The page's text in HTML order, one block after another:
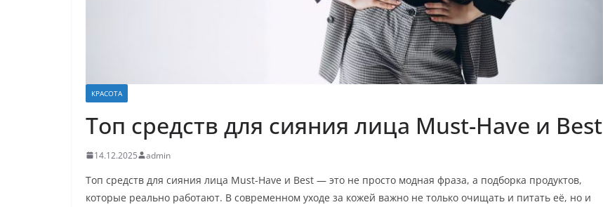
КРАСОТА
Топ средств для сияния лица Must-Have и Best
14.12.2025 admin
Топ средств для сияния лица Must-Have и Best — это не просто модная фраза, а подборка продуктов,
которые реально работают. В современном уходе за кожей важно не только очищать и питать её, но и